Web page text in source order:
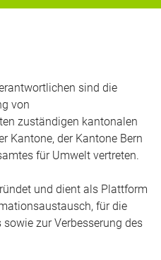
sind die
von
zuständigen kantonalen
Kantone, der Kantone Bern
für Umwelt vertreten.
und dient als Plattform
für die
zur Verbesserung des